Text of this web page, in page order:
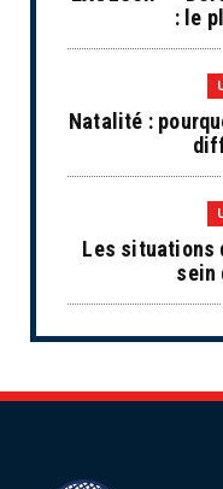
: le
Natalité :
Les situations
sein
coup